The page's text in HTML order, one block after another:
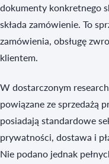
dokumenty konkretnego
składa zamówienie. To
zamówienia, obsługę
klientem.
W dostarczonym
powiązane ze sprzedażą
posiadają standardowe
prywatności, dostawa i
Nie podano jednak